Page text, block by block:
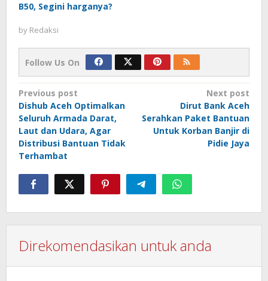
B50, Segini harganya?
by Redaksi
Follow Us On
Post
navigation
Previous post
Dishub Aceh Optimalkan
Seluruh Armada Darat,
Laut dan Udara, Agar
Distribusi Bantuan Tidak
Terhambat
Next post
Dirut Bank Aceh
Serahkan Paket Bantuan
Untuk Korban Banjir di
Pidie Jaya
Direkomendasikan untuk anda